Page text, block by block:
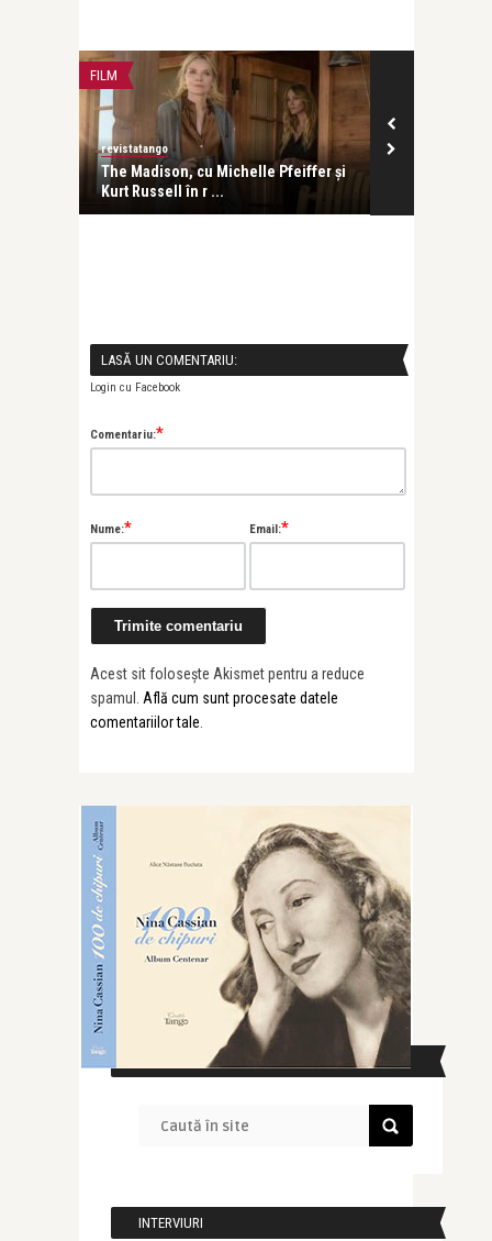
FILM
revistatango
The Madison, cu Michelle Pfeiffer și
Kurt Russell în r ...
LASĂ UN COMENTARIU:
Login cu Facebook
Comentariu:*
Nume:* Email:*
Acest sit folosește Akismet pentru a reduce
spamul. Află cum sunt procesate datele
comentariilor tale.
CAUTĂ ÎN SITE
INTERVIURI